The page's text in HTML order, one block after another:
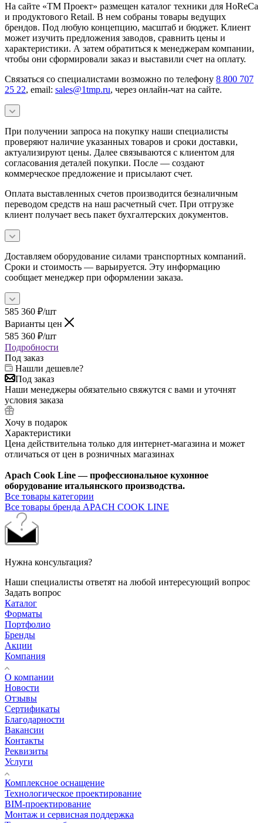
На сайте «ТМ Проект» размещен каталог техники для HoReCa
и продуктового Retail. В нем собраны товары ведущих
брендов. Под любую концепцию, масштаб и бюджет. Клиент
может изучить предложения заводов, сравнить цены и
характеристики. А затем обратиться к менеджерам компании,
чтобы они сформировали заказ и выставили счет на оплату.
Связаться со специалистами возможно по телефону 8 800 707
25 22, email: sales@1tmp.ru, через онлайн-чат на сайте.
При получении запроса на покупку наши специалисты
проверяют наличие указанных товаров и сроки доставки,
актуализируют цены. Далее связываются с клиентом для
согласования деталей покупки. После — создают
коммерческое предложение и присылают счет.
Оплата выставленных счетов производится безналичным
переводом средств на наш расчетный счет. При отгрузке
клиент получает весь пакет бухгалтерских документов.
Доставляем оборудование силами транспортных компаний.
Сроки и стоимость — варьируется. Эту информацию
сообщает менеджер при оформлении заказа.
585 360 ₽/шт
Варианты цен
585 360 ₽/шт
Подробности
Под заказ
Нашли дешевле?
Под заказ
Наши менеджеры обязательно свяжутся с вами и уточнят
условия заказа
Хочу в подарок
Характеристики
Цена действительна только для интернет-магазина и может
отличаться от цен в розничных магазинах
Apach Cook Line — профессиональное кухонное
оборудование итальянского производства.
Все товары категории
Все товары бренда APACH COOK LINE
Нужна консультация?
Наши специалисты ответят на любой интересующий вопрос
Задать вопрос
Каталог
Форматы
Портфолио
Бренды
Акции
Компания
О компании
Новости
Отзывы
Сертификаты
Благодарности
Вакансии
Контакты
Реквизиты
Услуги
Комплексное оснащение
Технологическое проектирование
BIM-проектирование
Монтаж и сервисная поддержка